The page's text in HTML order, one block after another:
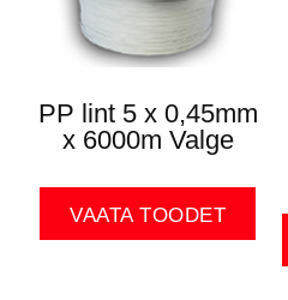
PP lint 5 x 0,45mm
x 6000m Valge
VAATA TOODET